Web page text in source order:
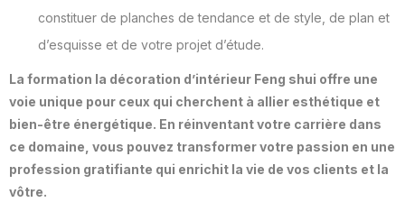
constituer de planches de tendance et de style, de plan et
d’esquisse et de votre projet d’étude.
La formation la décoration d’intérieur Feng shui offre une
voie unique pour ceux qui cherchent à allier esthétique et
bien-être énergétique. En réinventant votre carrière dans
ce domaine, vous pouvez transformer votre passion en une
profession gratifiante qui enrichit la vie de vos clients et la
vôtre.